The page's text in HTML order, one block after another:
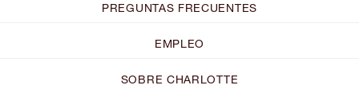
PREGUNTAS FRECUENTES
EMPLEO
SOBRE CHARLOTTE